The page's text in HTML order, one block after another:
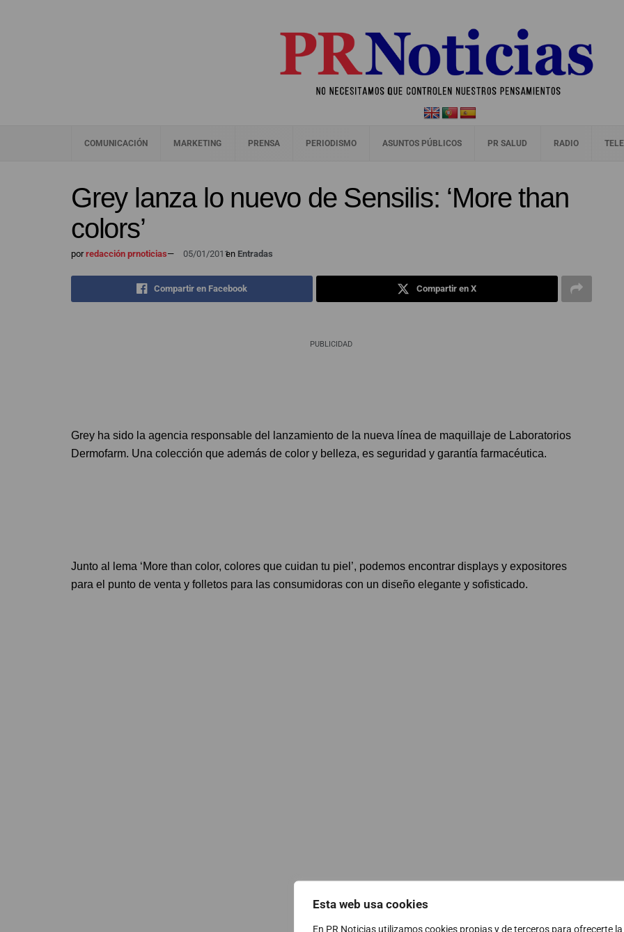
Esta web usa cookies
En PR Noticias utilizamos cookies propias y de terceros para ofrecerte la
COMUNICACIÓN MARKETING PRENSA PERIODISMO ASUNTOS PÚBLICOS PR SALUD RADIO
Grey lanza lo nuevo de Sensilis: ‘More than
colors’
porredacción prnoticias— 05/01/2011en Entradas
Compartir en Facebook Compartir en X
PUBLICIDAD
Grey ha sido la agencia responsable del lanzamiento de la nueva línea de maquillaje de Laboratorios
Dermofarm. Una colección que además de color y belleza, es seguridad y garantía farmacéutica.
Junto al lema ‘More than color, colores que cuidan tu piel’, podemos encontrar displays y expositores
para el punto de venta y folletos para las consumidoras con un diseño elegante y sofisticado.